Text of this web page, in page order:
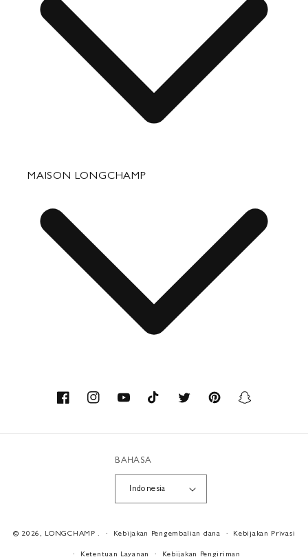
Perjalanan
Aksesori
Bagian Hubungan Media Kontak
Hubungi
MAISON LONGCHAMP
KeahlianFacebookInstagramYouTubeTikTokTwitter PinterestSnapchat
BAHASA
Indonesia
© 2026, LONGCHAMP . Kebijakan Pengembalian dana Kebijakan Privasi
Ketentuan Layanan Kebijakan Pengiriman